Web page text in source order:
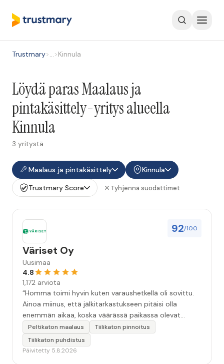
Trustmary>…>Kinnula
Löydä paras Maalaus ja
pintakäsittely-yritys alueella
Kinnula
3 yritystä
Maalaus ja pintakäsittely
Kinnula
Trustmary Score
Tyhjennä suodattimet
92/100
Väriset Oy
Uusimaa
4.8
1,172 arviota
“Homma toimi hyvin kuten varaushetkellä oli sovittu.
Ainoa miinus, että jälkitarkastukseen pitäisi olla
enemmän aikaa, koska väärässä paikassa olevat
maalitipat löytyy myöhemmin ”
Peltikaton maalaus
Tiilikaton pinnoitus
Tiilikaton puhdistus
Päivitetty 5.8.2026